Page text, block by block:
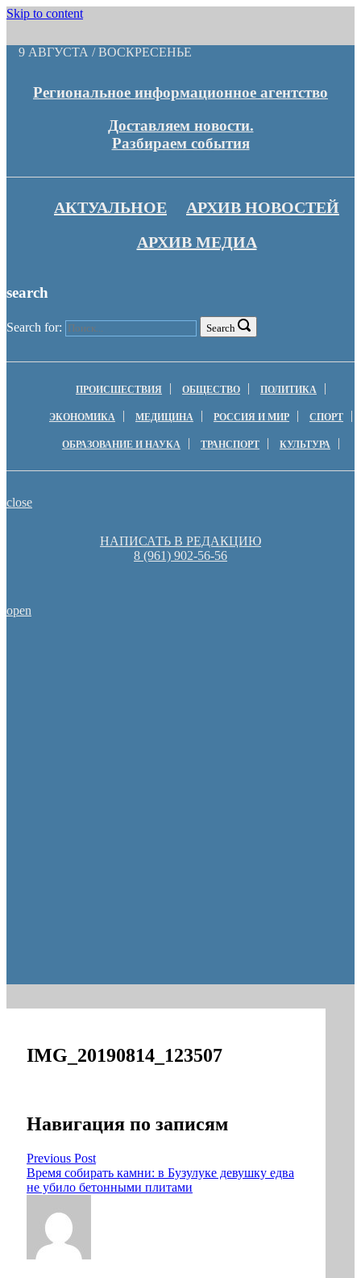
Skip to content
9 АВГУСТА / ВОСКРЕСЕНЬЕ
Региональное информационное агентство
Доставляем новости.
Разбираем события
АКТУАЛЬНОЕ
АРХИВ НОВОСТЕЙ
АРХИВ МЕДИА
search
Search for: Search
ПРОИСШЕСТВИЯ ОБЩЕСТВО ПОЛИТИКА
ЭКОНОМИКА МЕДИЦИНА РОССИЯ И МИР СПОРТ
ОБРАЗОВАНИЕ И НАУКА ТРАНСПОРТ КУЛЬТУРА
close
НАПИСАТЬ В РЕДАКЦИЮ
8 (961) 902-56-56
open
IMG_20190814_123507
Навигация по записям
Previous Post
Время собирать камни: в Бузулуке девушку едва
не убило бетонными плитами